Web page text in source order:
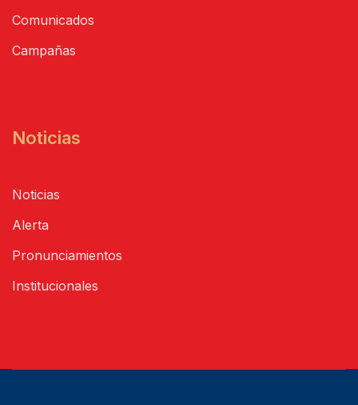
Comunicados
Campañas
Noticias
Noticias
Alerta
Pronunciamientos
Institucionales